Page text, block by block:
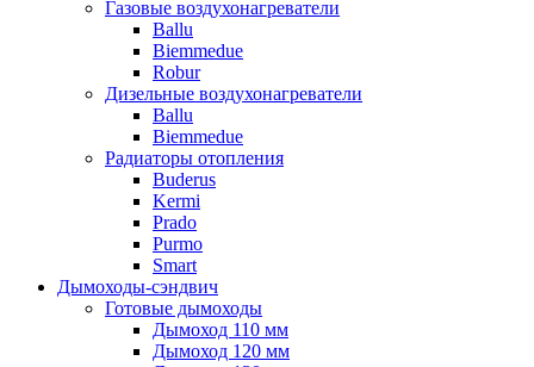
Газовые воздухонагреватели
Ballu
Biemmedue
Robur
Дизельные воздухонагреватели
Ballu
Biemmedue
Радиаторы отопления
Buderus
Kermi
Prado
Purmo
Smart
Дымоходы-сэндвич
Готовые дымоходы
Дымоход 110 мм
Дымоход 120 мм